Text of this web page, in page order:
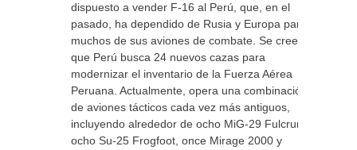
dispuesto a vender F-16 al Perú, que, en el
pasado, ha dependido de Rusia y Europa para
muchos de sus aviones de combate. Se cree
que Perú busca 24 nuevos cazas para
modernizar el inventario de la Fuerza Aérea
Peruana. Actualmente, opera una combinación
de aviones tácticos cada vez más antiguos,
incluyendo alrededor de ocho MiG-29 Fulcrum,
ocho Su-25 Frogfoot, once Mirage 2000 y